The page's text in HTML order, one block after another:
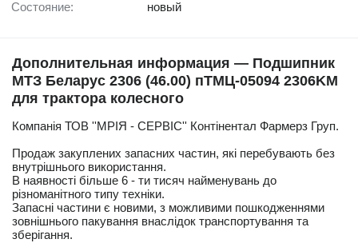
Состояние: новый
Дополнительная информация — Подшипник
МТЗ Беларус 2306 (46.00) пТМЦ-05094 2306KM
для трактора колесного
Компанія ТОВ ''МРІЯ - СЕРВІС'' Контінентал Фармерз Груп.
Продаж закуплених запасних частин, які перебувають без
внутрішнього використання.
В наявності більше 6 - ти тисяч найменувань до
різноманітного типу техніки.
Запасні частини є новими, з можливими пошкодженнями
зовнішнього пакування внаслідок транспортування та
зберігання.